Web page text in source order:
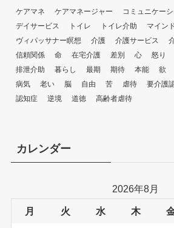
ケアマネ ケアマネージャー コミュニケー
デイサービス
トイレ トイレ介助
マイン
ヴィパッサナー瞑想
介護 介護サービス
信頼関係
命 在宅介護 差別 心 怒り
排泄介助
暮らし 最期 期待 本能 欲
病気
老い 脳 自由 苦 虐待 要介護
認知症
逆境 道徳 高齢者虐待
カレンダー
2026年8月
月 火 水 木